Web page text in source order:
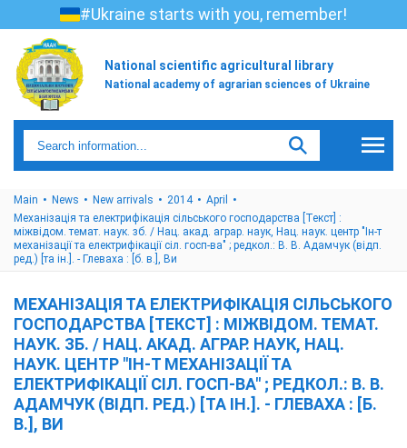
#Ukraine starts with you, remember!
National scientific agricultural library
National academy of agrarian sciences of Ukraine
Main News New arrivals 2014
April
Механізація та електрифікація сільського господарства [Текст] :
міжвідом. темат. наук. зб. / Нац. акад. аграр. наук, Нац. наук. центр "Ін-т
механізації та електрифікації сіл. госп-ва" ; редкол.: В. В. Адамчук (відп.
ред.) [та ін.]. - Глеваха : [б. в.], Ви
МЕХАНІЗАЦІЯ ТА ЕЛЕКТРИФІКАЦІЯ СІЛЬСЬКОГО
ГОСПОДАРСТВА [ТЕКСТ] : МІЖВІДОМ. ТЕМАТ.
НАУК. ЗБ. / НАЦ. АКАД. АГРАР. НАУК, НАЦ.
НАУК. ЦЕНТР "ІН-Т МЕХАНІЗАЦІЇ ТА
ЕЛЕКТРИФІКАЦІЇ СІЛ. ГОСП-ВА" ; РЕДКОЛ.: В. В.
АДАМЧУК (ВІДП. РЕД.) [ТА ІН.]. - ГЛЕВАХА : [Б.
В.], ВИ